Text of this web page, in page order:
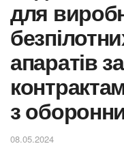
для
апаратів
з
08.05.2024